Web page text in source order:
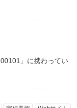
」に携わってい